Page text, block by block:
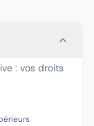
: vos droits